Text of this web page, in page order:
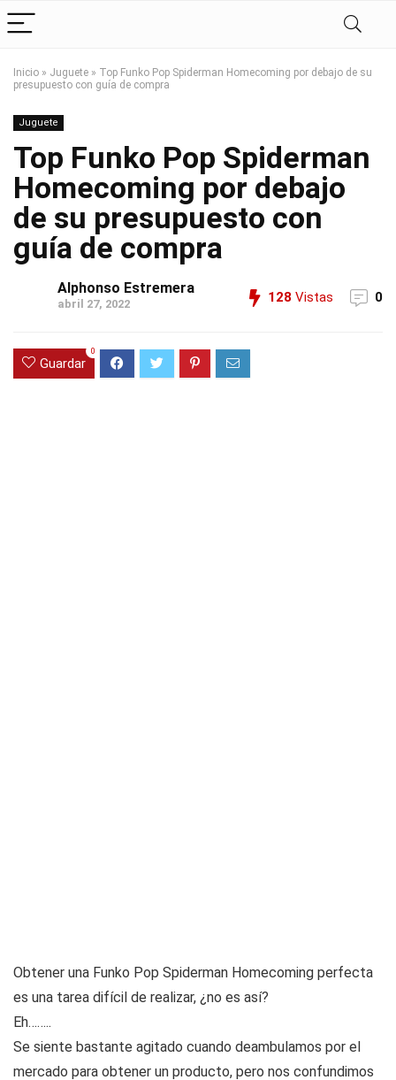
Inicio » Juguete » Top Funko Pop Spiderman Homecoming por debajo de su
presupuesto con guía de compra
Juguete
Top Funko Pop Spiderman
Homecoming por debajo
de su presupuesto con
guía de compra
Alphonso Estremera
abril 27, 2022 128 Vistas 0
Guardar
0
Obtener una Funko Pop Spiderman Homecoming perfecta
es una tarea difícil de realizar, ¿no es así?
Eh……..
Se siente bastante agitado cuando deambulamos por el
mercado para obtener un producto, pero nos confundimos